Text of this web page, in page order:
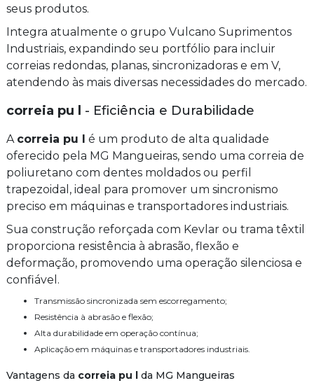
seus produtos.
Integra atualmente o grupo Vulcano Suprimentos
Industriais, expandindo seu portfólio para incluir
correias redondas, planas, sincronizadoras e em V,
atendendo às mais diversas necessidades do mercado.
correia pu l - Eficiência e Durabilidade
A correia pu l
é um produto de alta qualidade
oferecido pela MG Mangueiras, sendo uma correia de
poliuretano com dentes moldados ou perfil
trapezoidal, ideal para promover um sincronismo
preciso em máquinas e transportadores industriais.
Sua construção reforçada com Kevlar ou trama têxtil
proporciona resistência à abrasão, flexão e
deformação, promovendo uma operação silenciosa e
confiável.
Transmissão sincronizada sem escorregamento;
Resistência à abrasão e flexão;
Alta durabilidade em operação contínua;
Aplicação em máquinas e transportadores industriais.
Vantagens da correia pu l da MG Mangueiras